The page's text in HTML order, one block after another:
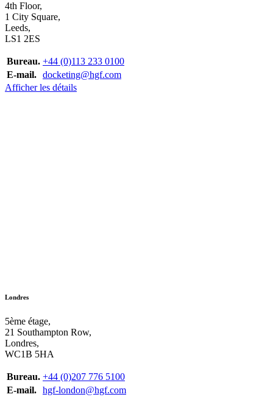
4th Floor,
1 City Square,
Leeds,
LS1 2ES
Bureau. +44 (0)113 233 0100
E-mail. docketing@hgf.com
Afficher les détails
Londres
5ème étage,
21 Southampton Row,
Londres,
WC1B 5HA
Bureau. +44 (0)207 776 5100
E-mail. hgf-london@hgf.com